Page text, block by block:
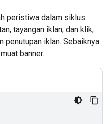
peristiwa dalam siklus
tayangan iklan, dan klik,
penutupan iklan. Sebaiknya
banner.